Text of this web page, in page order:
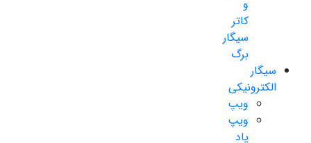
و
کاتر
سیگار
برگ
سیگار
الکترونیکی
ویپ
ویپ
پاد